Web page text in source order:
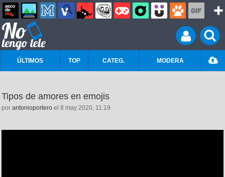
ÚLTIMOS TOP CATEG. MODERA
Tipos de amores en emojis
por antonioportero el 8 may 2020, 11:19